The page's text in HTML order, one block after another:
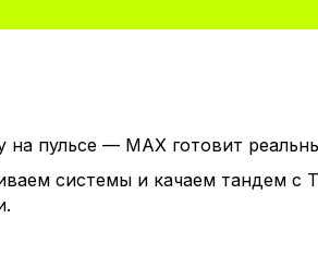
пульсе — MAX готовит
системы и качаем тандем с
чтобы знать, когда площадка